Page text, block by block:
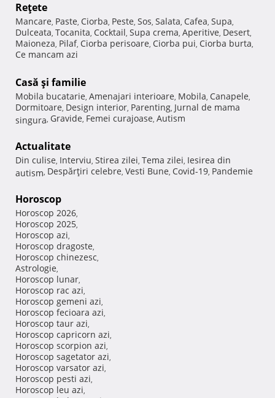
Reţete
Mancare, Paste, Ciorba, Peste, Sos, Salata, Cafea, Supa,
Dulceata, Tocanita, Cocktail, Supa crema, Aperitive, Desert,
Maioneza, Pilaf, Ciorba perisoare, Ciorba pui, Ciorba burta,
Ce mancam azi
Casă şi familie
Mobila bucatarie, Amenajari interioare, Mobila, Canapele,
Dormitoare, Design interior, Parenting, Jurnal de mama
singura, Gravide, Femei curajoase, Autism
Actualitate
Din culise, Interviu, Stirea zilei, Tema zilei, Iesirea din
autism, Despărţiri celebre, Vesti Bune, Covid-19, Pandemie
Horoscop
Horoscop 2026,
Horoscop 2025,
Horoscop azi,
Horoscop dragoste,
Horoscop chinezesc,
Astrologie,
Horoscop lunar,
Horoscop rac azi,
Horoscop gemeni azi,
Horoscop fecioara azi,
Horoscop taur azi,
Horoscop capricorn azi,
Horoscop scorpion azi,
Horoscop sagetator azi,
Horoscop varsator azi,
Horoscop pesti azi,
Horoscop leu azi,